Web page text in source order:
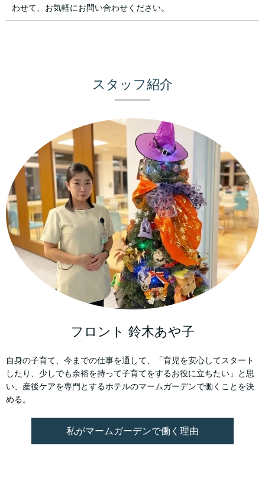
わせて、お気軽にお問い合わせください。
スタッフ紹介
フロント 鈴木あや子
自身の子育て、今までの仕事を通して、「育児を安心してスタート
したり、少しでも余裕を持って子育てをするお役に立ちたい」と思
い、産後ケアを専門とするホテルのマームガーデンで働くことを決
める。
私がマームガーデンで働く理由